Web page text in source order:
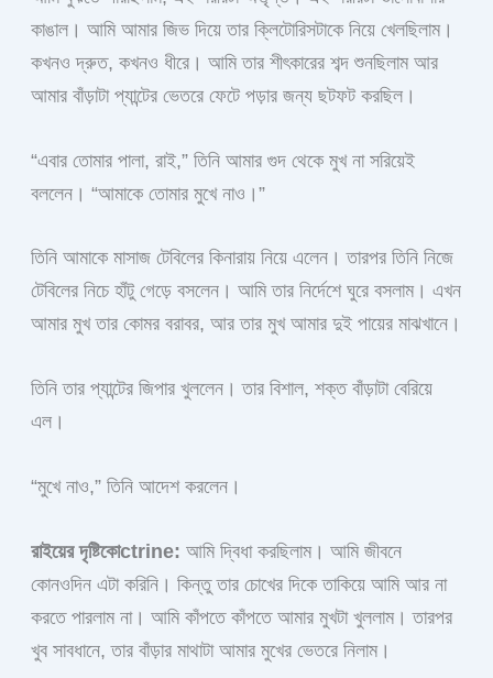
কাঙাল। আমি আমার জিভ দিয়ে তার ক্লিটোরিসটাকে নিয়ে খেলছিলাম।
কখনও দ্রুত, কখনও ধীরে। আমি তার শীৎকারের শব্দ শুনছিলাম আর
আমার বাঁড়াটা প্যান্টের ভেতরে ফেটে পড়ার জন্য ছটফট করছিল।
“এবার তোমার পালা, রাই,” তিনি আমার গুদ থেকে মুখ না সরিয়েই
বললেন। “আমাকে তোমার মুখে নাও।”
তিনি আমাকে মাসাজ টেবিলের কিনারায় নিয়ে এলেন। তারপর তিনি নিজে
টেবিলের নিচে হাঁটু গেড়ে বসলেন। আমি তার নির্দেশে ঘুরে বসলাম। এখন
আমার মুখ তার কোমর বরাবর, আর তার মুখ আমার দুই পায়ের মাঝখানে।
তিনি তার প্যান্টের জিপার খুললেন। তার বিশাল, শক্ত বাঁড়াটা বেরিয়ে
এল।
“মুখে নাও,” তিনি আদেশ করলেন।
রাইয়ের দৃষ্টিকোctrine: আমি দ্বিধা করছিলাম। আমি জীবনে
কোনওদিন এটা করিনি। কিন্তু তার চোখের দিকে তাকিয়ে আমি আর না
করতে পারলাম না। আমি কাঁপতে কাঁপতে আমার মুখটা খুললাম। তারপর
খুব সাবধানে, তার বাঁড়ার মাথাটা আমার মুখের ভেতরে নিলাম।